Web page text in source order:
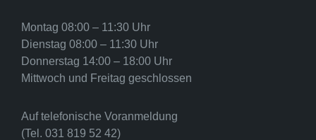
Montag 08:00 – 11:30 Uhr
Dienstag 08:00 – 11:30 Uhr
Donnerstag 14:00 – 18:00 Uhr
Mittwoch und Freitag geschlossen
Auf telefonische Voranmeldung
(Tel. 031 819 52 42)